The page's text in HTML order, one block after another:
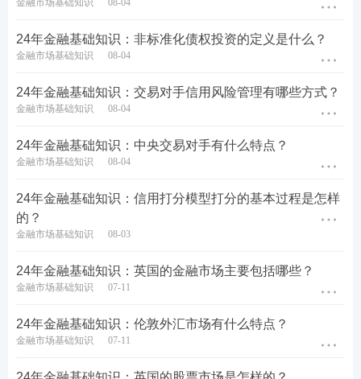
金融市场基础知识 08-04
24年金融基础知识：非标准化债权投资的定义是什么？
金融市场基础知识 08-04
24年金融基础知识：交易对手信用风险管理有哪些方式？
金融市场基础知识 08-04
24年金融基础知识：中央交易对手有什么特点？
金融市场基础知识 08-04
24年金融基础知识：信用打分模型打分的基本过程是怎样
的？
金融市场基础知识 08-03
24年金融基础知识：英国的金融市场主要包括哪些？
金融市场基础知识 07-11
24年金融基础知识：伦敦外汇市场有什么特点？
金融市场基础知识 07-11